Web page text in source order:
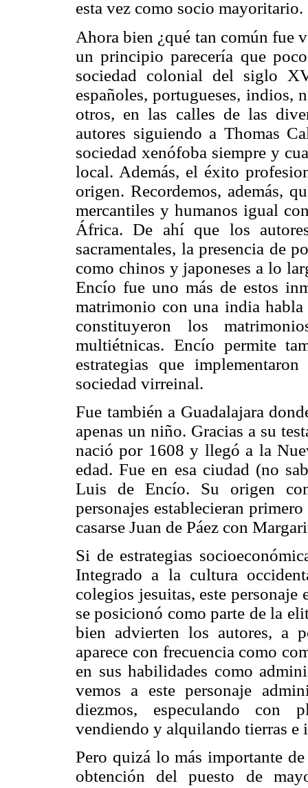
esta vez como socio mayoritario.
Ahora bien ¿qué tan común fue
un principio parecería que
sociedad colonial del siglo
españoles, portugueses, indios,
otros, en las calles de las
autores siguiendo a Thomas
sociedad xenófoba siempre y
local. Además, el éxito
origen. Recordemos, además,
mercantiles y humanos igual
África. De ahí que los
sacramentales, la presencia de
como chinos y japoneses a lo
Encío fue uno más de estos
matrimonio con una india habla
constituyeron los
multiétnicas. Encío permite
estrategias que
sociedad virreinal.
Fue también a Guadalajara
apenas un niño. Gracias a su
nació por 1608 y llegó a la
edad. Fue en esa ciudad (no
Luis de Encío. Su origen
personajes establecieran
casarse Juan de Páez con
Si de estrategias
Integrado a la cultura
colegios jesuitas, este
se posicionó como parte de la
bien advierten los autores, a
aparece con frecuencia como
en sus habilidades como
vemos a este personaje
diezmos, especulando con
vendiendo y alquilando tierras e
Pero quizá lo más importante
obtención del puesto de